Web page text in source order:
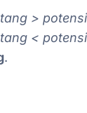
>
<
.